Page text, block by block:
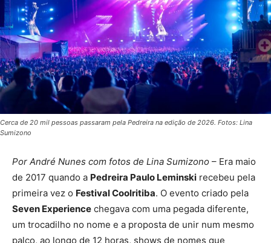
Cerca de 20 mil pessoas passaram pela Pedreira na edição de 2026. Fotos: Lina
Sumizono
Por André Nunes com fotos de Lina Sumizono – Era maio
de 2017 quando a Pedreira Paulo Leminski recebeu pela
primeira vez o Festival Coolritiba. O evento criado pela
Seven Experience chegava com uma pegada diferente,
um trocadilho no nome e a proposta de unir num mesmo
palco, ao longo de 12 horas, shows de nomes que